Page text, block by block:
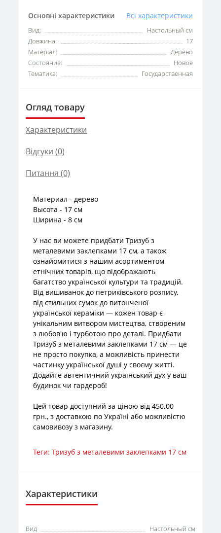
Основні характеристики Всі характеристики
Вид:
Настольный см
Довжина:
17
Матеріал:
Дерево
Состояние:
Новое
Тематика:
Государственная
Огляд товару
Характеристики
Відгуки (0)
Питання (0)
Материал - дерево
Высота - 17 см
Ширина - 8 см
У нас ви можете придбати Тризуб з
металевими заклепками 17 см, а також
ознайомитися з нашим асортиментом
етнічних товарів, що відображають
багатство української культури та традицій.
Від вишиванок до петриківського розпису,
від стильних сумок до витонченої
української кераміки — кожен товар є
унікальним витвором мистецтва, створеним
з любов'ю і турботою про деталі. Придбати
Тризуб з металевими заклепками 17 см — це
не просто покупка, а можливість принести
частинку української душі у своєму житті.
Додайте автентичний український дух у ваш
будинок чи гардероб!
Цей товар доступний за ціною від 450.00
грн., з доставкою по Україні або можливістю
самовивозу з магазину.
Теги:Тризуб з металевими заклепками 17 см
Характеристики
Вид Настольный см